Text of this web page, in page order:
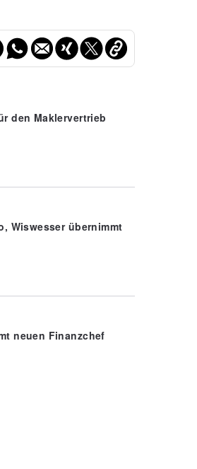
den Maklervertrieb
Wiswesser übernimmt
neuen Finanzchef